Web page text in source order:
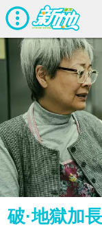
破·地獄加